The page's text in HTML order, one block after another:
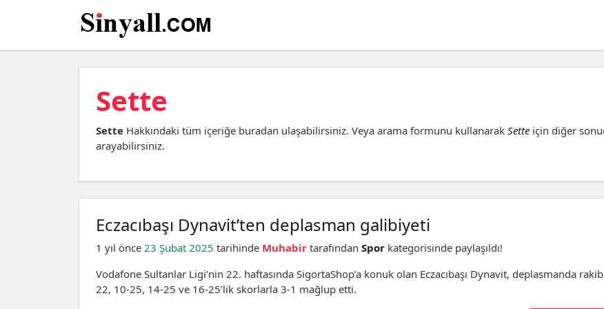
Sette
Sette Hakkındaki tüm içeriğe buradan ulaşabilirsiniz. Veya arama formunu kullanarak Sette için diğer
arayabilirsiniz.
Eczacıbaşı Dynavit’ten deplasman galibiyeti
1 yıl önce 23 Şubat 2025 tarihinde Muhabir tarafından Spor kategorisinde paylaşıldı!
Vodafone Sultanlar Ligi’nin 22. haftasında SigortaShop’a konuk olan Eczacıbaşı Dynavit, deplasmanda
22, 10-25, 14-25 ve 16-25’lik skorlarla 3-1 mağlup etti.